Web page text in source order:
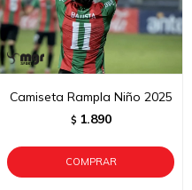
Camiseta Rampla Niño 2025
$ 1.890